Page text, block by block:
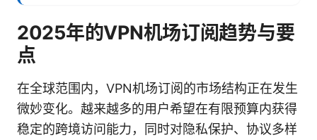
2025年的VPN机场订阅趋势与要
点
在全球范围内，VPN机场订阅的市场结构正在发生
微妙变化。越来越多的用户希望在有限预算内获得
稳定的跨境访问能力，同时对隐私保护、协议多样